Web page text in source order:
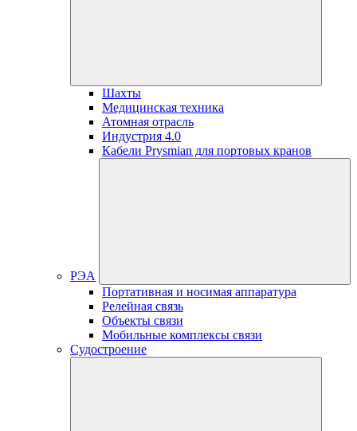
Шахты
Медицинская техника
Атомная отрасль
Индустрия 4.0
Кабели Prysmian для портовых кранов
РЭА
Портативная и носимая аппаратура
Релейная связь
Объекты связи
Мобильные комплексы связи
Судостроение